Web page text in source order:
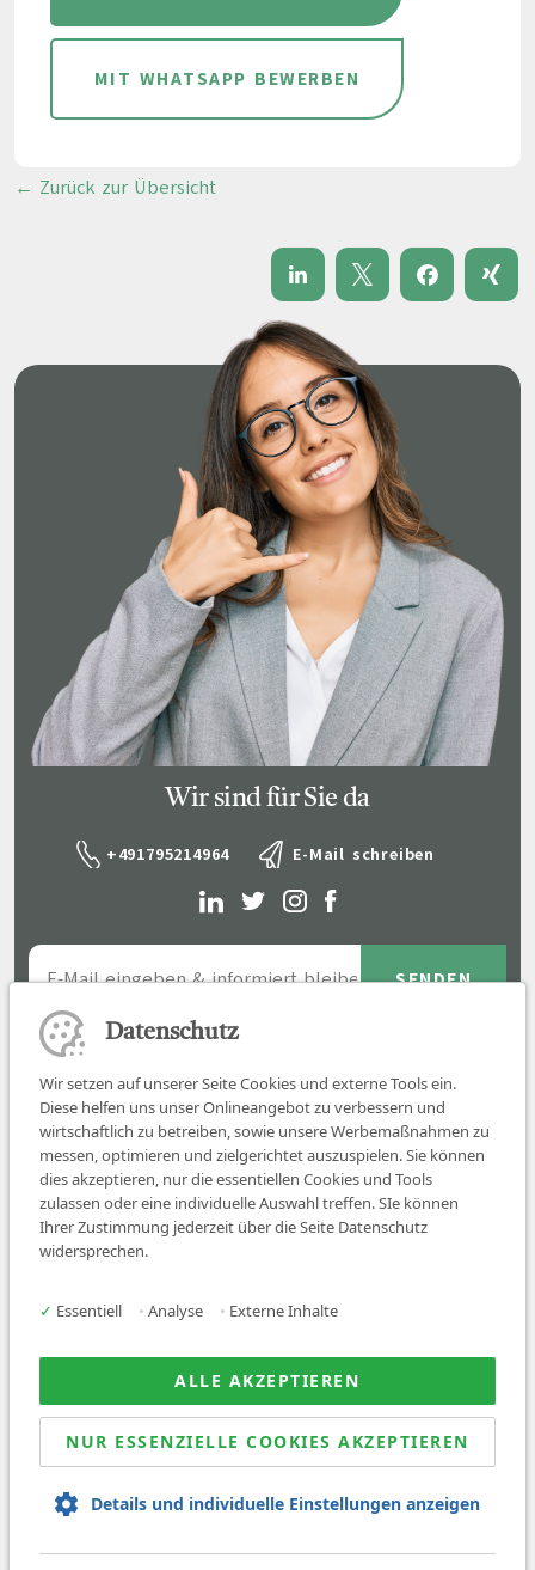
MIT WHATSAPP BEWERBEN
← Zurück zur Übersicht
Wir sind für Sie da
+491795214964 E-Mail schreiben
Job finden
Über uns
News
© 2026 Sanovetis. All rights reserved.
Datenschutz
Wir setzen auf unserer Seite Cookies und externe Tools ein.
Diese helfen uns unser Onlineangebot zu verbessern und
wirtschaftlich zu betreiben, sowie unsere Werbemaßnahmen zu
messen, optimieren und zielgerichtet auszuspielen. Sie können
dies akzeptieren, nur die essentiellen Cookies und Tools
zulassen oder eine individuelle Auswahl treffen. SIe können
Ihrer Zustimmung jederzeit über die Seite Datenschutz
widersprechen.
✓ Essentiell • Analyse • Externe Inhalte
ALLE AKZEPTIEREN
NUR ESSENZIELLE COOKIES AKZEPTIEREN
Details und individuelle Einstellungen anzeigen